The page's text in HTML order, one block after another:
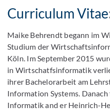
Curriculum Vitae
Maike Behrendt begann im
Studium der
Köln. Im September 2015
in Wirtschatfsinformatik
ihrer Bachelorarbeit am
Information Systems.
Informatik and er Heinrich-